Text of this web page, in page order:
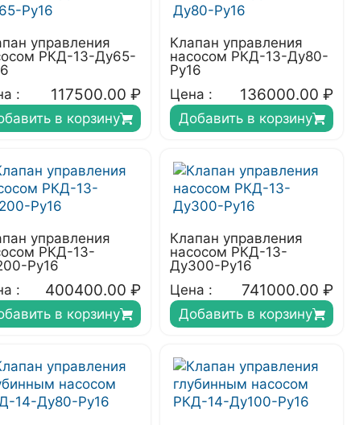
управления
РКД-13-Ду65-
:
117500.00 ₽
в корзину
Клапан управления
насосом РКД-13-Ду80-
Ру16
Цена :
136000.00 ₽
Добавить в корзину
управления
РКД-13-
Ру16
:
400400.00 ₽
в корзину
Клапан управления
насосом РКД-13-
Ду300-Ру16
Цена :
741000.00 ₽
Добавить в корзину